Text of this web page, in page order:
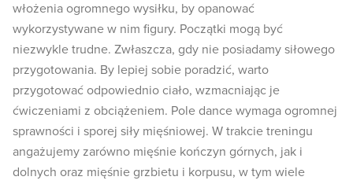
włożenia ogromnego wysiłku, by opanować
wykorzystywane w nim figury. Początki mogą być
niezwykle trudne. Zwłaszcza, gdy nie posiadamy siłowego
przygotowania. By lepiej sobie poradzić, warto
przygotować odpowiednio ciało, wzmacniając je
ćwiczeniami z obciążeniem. Pole dance wymaga ogromnej
sprawności i sporej siły mięśniowej. W trakcie treningu
angażujemy zarówno mięśnie kończyn górnych, jak i
dolnych oraz mięśnie grzbietu i korpusu, w tym wiele